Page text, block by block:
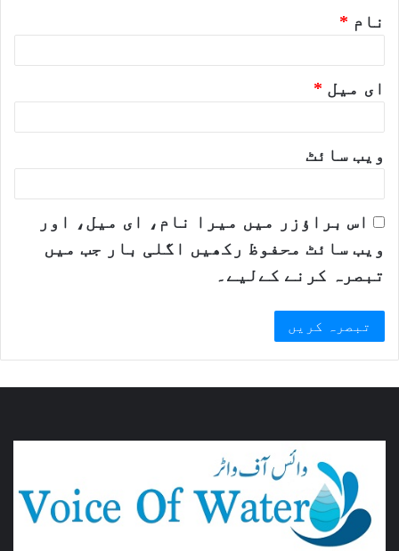
نام *
ای میل *
ویب‌ سائٹ
اس براؤزر میں میرا نام، ای میل، اور
ویب سائٹ محفوظ رکھیں اگلی بار جب میں
تبصرہ کرنے کےلیے۔